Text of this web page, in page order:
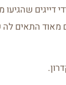
מאוד התאים